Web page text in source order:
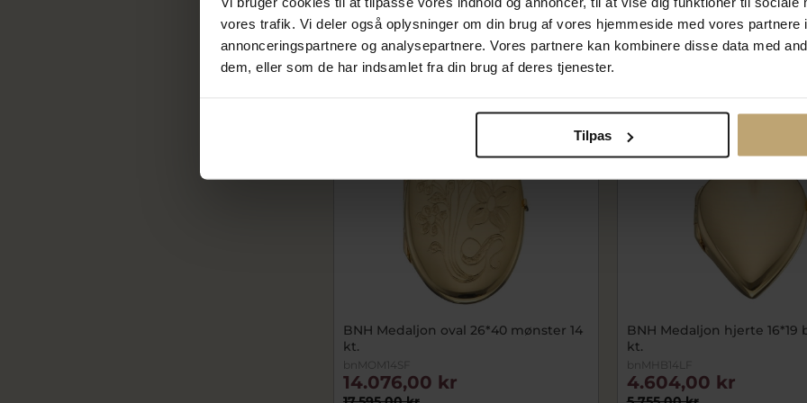
vores trafik. Vi deler også oplysninger om din brug af vores hjemmeside med vores partnere
annonceringspartnere og analysepartnere. Vores partnere kan kombinere disse data med
dem, eller som de har indsamlet fra din brug af deres tjenester.
Tilpas
På fjernlager På fjernlager
BNH Medaljon oval 26*40 mønster 14
kt.
bnMOM14SF
14.076,00 kr
BNH Medaljon hjerte 16*19
kt.
bnMHB14LF
4.604,00 kr